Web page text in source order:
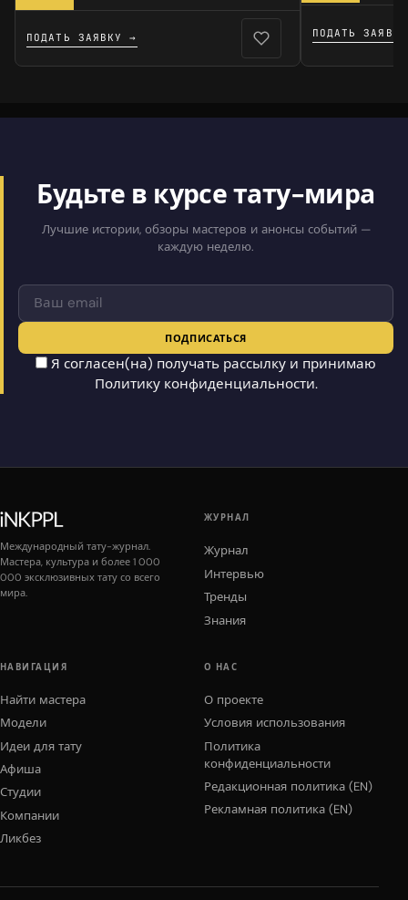
ПОДАТЬ ЗАЯВКУ → ПОДАТЬ
Будьте в курсе тату-мира
Лучшие истории, обзоры мастеров и анонсы событий —
каждую неделю.
ПОДПИСАТЬСЯ
Я согласен(на) получать рассылку и принимаю
Политику конфиденциальности.
Международный тату-журнал.
Мастера, культура и более 1 000
000 эксклюзивных тату со всего
мира.
ЖУРНАЛ
Журнал
Интервью
Тренды
Знания
НАВИГАЦИЯ
Найти мастера
Модели
Идеи для тату
Афиша
Студии
Компании
Ликбез
О НАС
О проекте
Условия использования
Политика
конфиденциальности
Редакционная политика (EN)
Рекламная политика (EN)